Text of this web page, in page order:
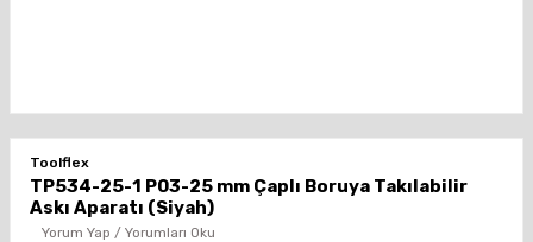
Toolflex
TP534-25-1 P03-25 mm Çaplı Boruya Takılabilir
Askı Aparatı (Siyah)
Yorum Yap / Yorumları Oku